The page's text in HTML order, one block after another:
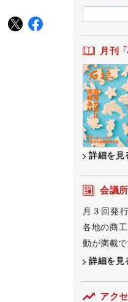
月刊
詳細を見
会議
月３回発
各地の商
動が満載で
詳細を見
アク